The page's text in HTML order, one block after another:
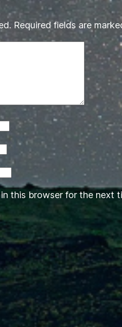
Required fields are
this browser for the next